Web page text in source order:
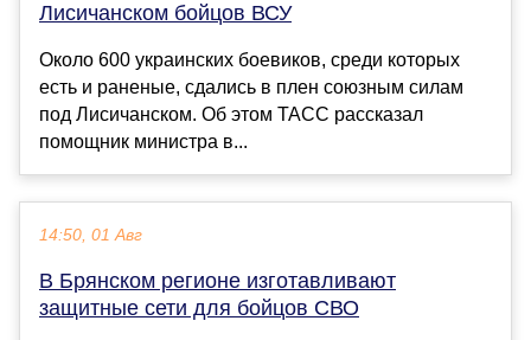
Лисичанском бойцов ВСУ
Около 600 украинских боевиков, среди которых
есть и раненые, сдались в плен союзным силам
под Лисичанском. Об этом ТАСС рассказал
помощник министра в...
14:50, 01 Авг
В Брянском регионе изготавливают
защитные сети для бойцов СВО